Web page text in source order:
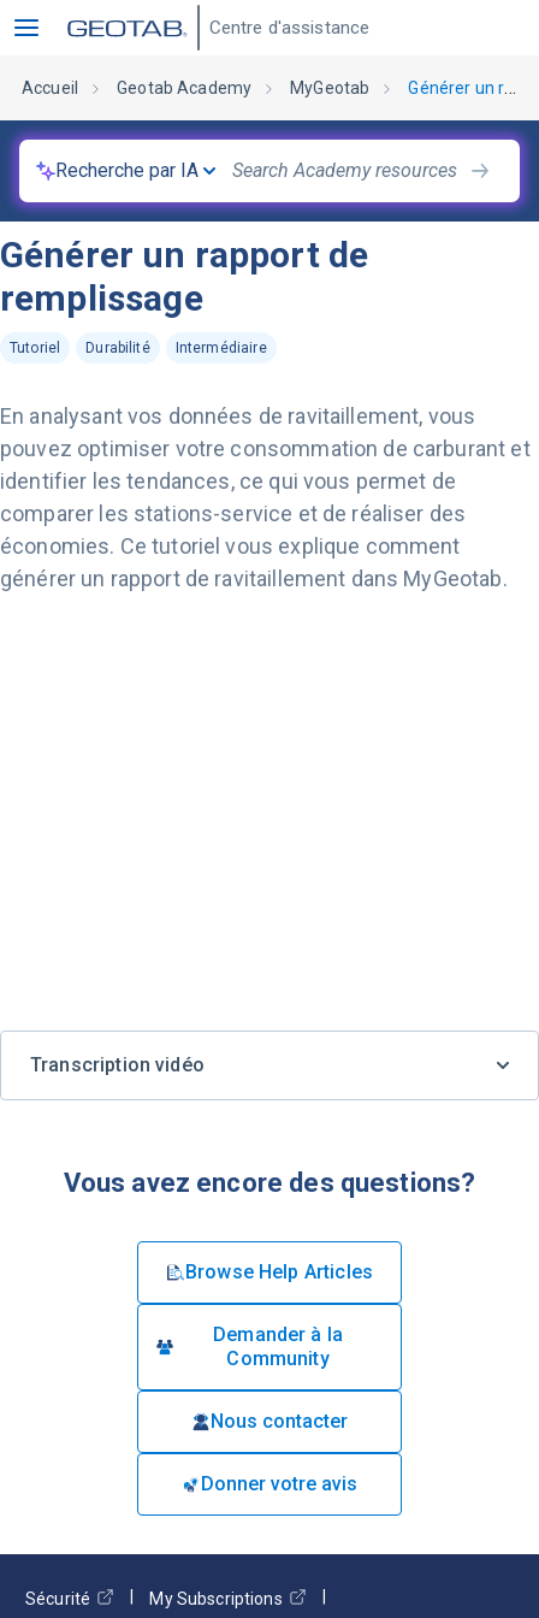
Centre d'assistance
Accueil Geotab Academy MyGeotab Générer un rapport de remplissage
Recherche par IA
Générer un rapport de
remplissage
Tutoriel Durabilité Intermédiaire
En analysant vos données de ravitaillement, vous
pouvez optimiser votre consommation de carburant et
identifier les tendances, ce qui vous permet de
comparer les stations-service et de réaliser des
économies. Ce tutoriel vous explique comment
générer un rapport de ravitaillement dans MyGeotab.
Transcription vidéo
Vous avez encore des questions?
Browse Help Articles
Demander à la
Community
Nous contacter
Donner votre avis
Sécurité My Subscriptions